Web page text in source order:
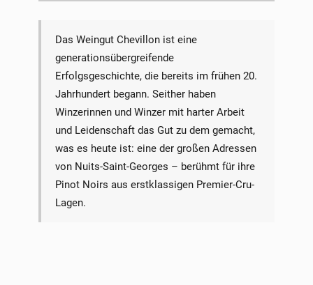
Das Weingut Chevillon ist eine
generationsübergreifende
Erfolgsgeschichte, die bereits im frühen 20.
Jahrhundert begann. Seither haben
Winzerinnen und Winzer mit harter Arbeit
und Leidenschaft das Gut zu dem gemacht,
was es heute ist: eine der großen Adressen
von Nuits-Saint-Georges – berühmt für ihre
Pinot Noirs aus erstklassigen Premier-Cru-
Lagen.